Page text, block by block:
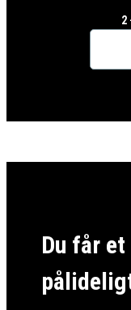
2
Du får